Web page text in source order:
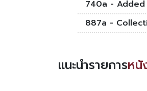
740a - Added
887a -
แนะนำรายการหนั